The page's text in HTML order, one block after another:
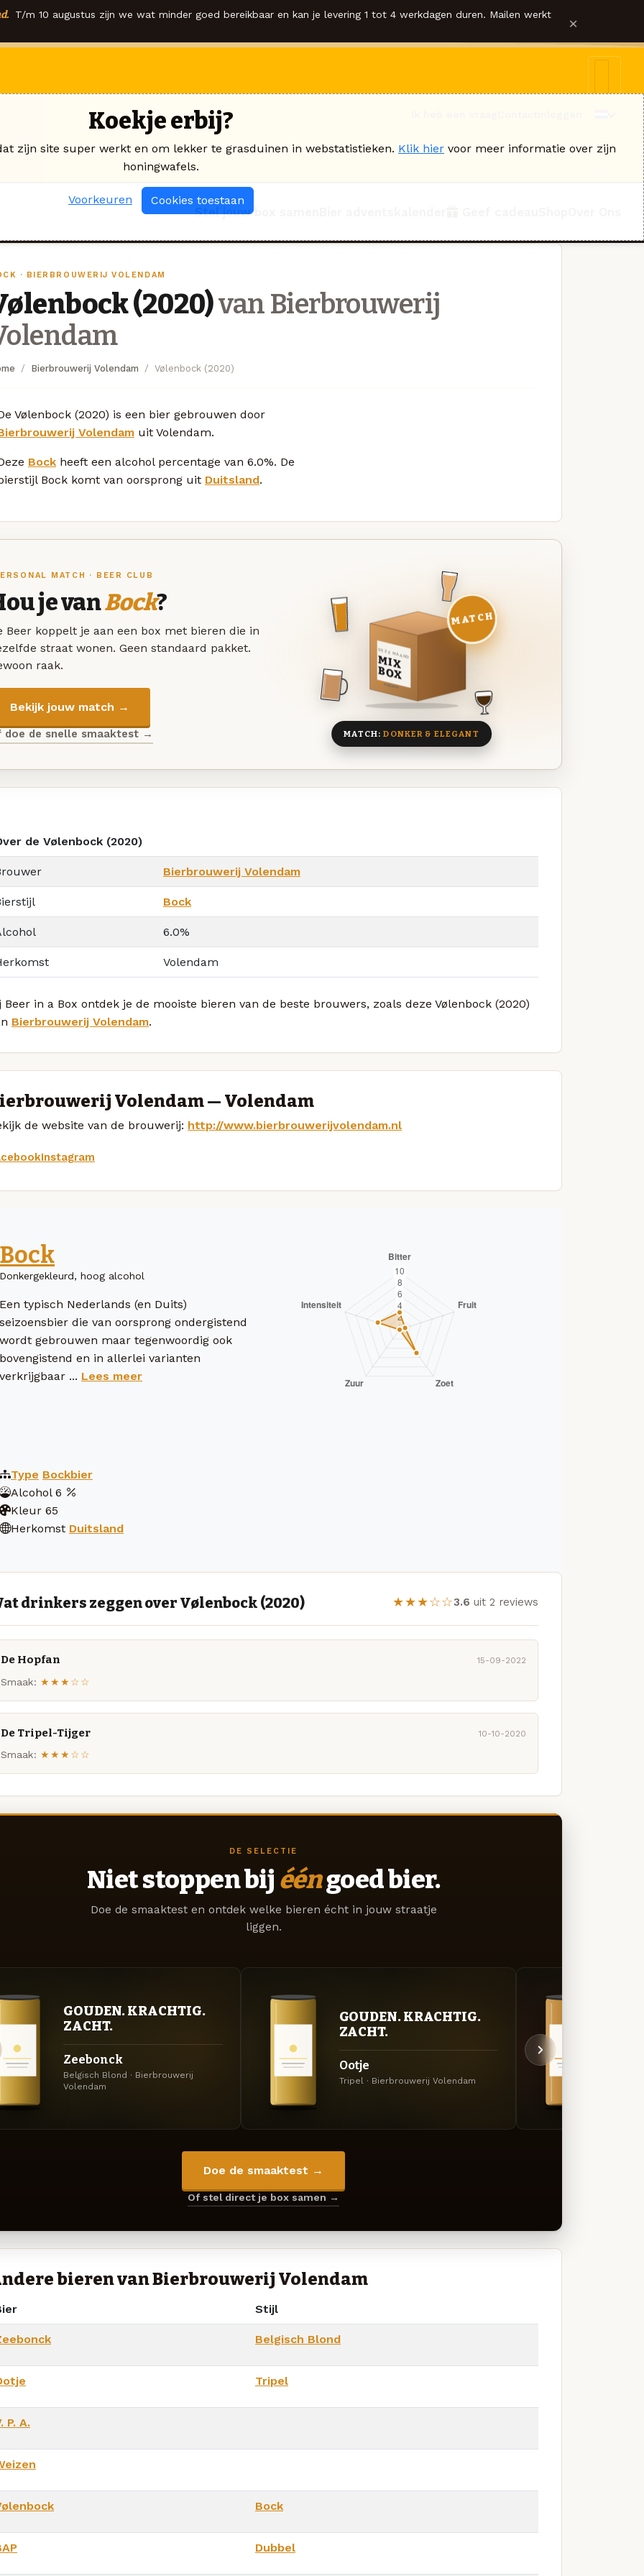
T/m 10 augustus zijn we wat minder goed bereikbaar en kan je levering 1 tot 4 werkdagen duren. Mailen werkt ×
Stel jouw box samen
· BIERBROUWERIJ VOLENDAM
(2020)van Bierbrouwerij
Bierbrouwerij Volendam Vølenbock (2020)
Vølenbock (2020) is een bier gebrouwen door
Volendam uit Volendam.
Bock heeft een alcohol percentage van 6.0%. De
Bock komt van oorsprong uit Duitsland.
MATCH · BEER CLUB
je vanBock?
Beer koppelt je aan een box met bieren die in
straat wonen. Geen standaard pakket.
raak.
Bekijk jouw match →
doe de snelle smaaktest →
DEZE MAAND
MIX
BOX
8 BIEREN
MATCH
MATCH:DONKER & ELEGANT
de Vølenbock (2020)
Bierbrouwerij Volendam
Bock
6.0%
Volendam
Beer in a Box ontdek je de mooiste bieren van de beste brouwers, zoals deze Vølenbock (2020)
Bierbrouwerij Volendam.
Volendam — Volendam
de website van de brouwerij: http://www.bierbrouwerijvolendam.nl
Instagram
Bock
Donkergekleurd, hoog alcohol
Een typisch Nederlands (en Duits)
seizoensbier die van oorsprong ondergistend
wordt gebrouwen maar tegenwoordig ook
bovengistend en in allerlei varianten
verkrijgbaar ... Lees meer
Type Bockbier
Alcohol 6
Kleur 65
Herkomst Duitsland
drinkers zeggen over Vølenbock (2020) ★★★☆☆3.6 uit 2 reviews
De Hopfan 15-09-2022
Smaak: ★★★☆☆
De Tripel-Tijger 10-10-2020
Smaak: ★★★☆☆
DE SELECTIE
Niet stoppen bij ééngoed bier.
Doe de smaaktest en ontdek welke bieren écht in jouw straatje
liggen.
GOUDEN. KRACHTIG.
ZACHT.
Zeebonck
Belgisch Blond · Bierbrouwerij
Volendam
GOUDEN. KRACHTIG.
ZACHT.
Ootje
Tripel · Bierbrouwerij Volendam
Doe de smaaktest →
Of stel direct je box samen →
bieren van Bierbrouwerij Volendam
Stijl
Belgisch Blond
Tripel
P. A.
Bock
Dubbel
Koekje erbij?
zijn site super werkt en om lekker te grasduinen in webstatistieken. Klik hier voor meer informatie over zijn
honingwafels.
Voorkeuren Cookies toestaan